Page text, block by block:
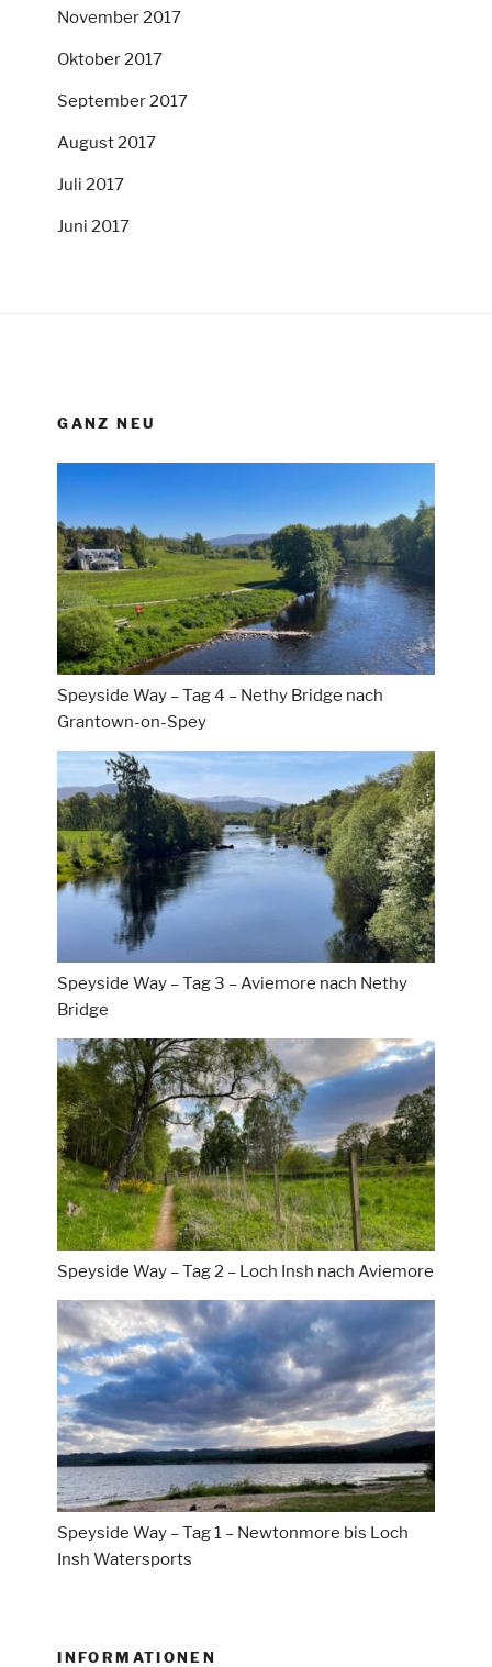
November 2017
Oktober 2017
September 2017
August 2017
Juli 2017
Juni 2017
GANZ NEU
Speyside Way – Tag 4 – Nethy Bridge nach
Grantown-on-Spey
Speyside Way – Tag 3 – Aviemore nach Nethy
Bridge
Speyside Way – Tag 2 – Loch Insh nach Aviemore
Speyside Way – Tag 1 – Newtonmore bis Loch
Insh Watersports
INFORMATIONEN